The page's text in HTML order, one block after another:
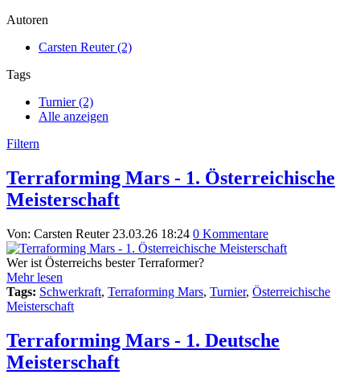
Autoren
Carsten Reuter (2)
Tags
Turnier (2)
Alle anzeigen
Filtern
Terraforming Mars - 1. Österreichische
Meisterschaft
Von: Carsten Reuter 23.03.26 18:24 0 Kommentare
Wer ist Österreichs bester Terraformer?
Mehr lesen
Tags: Schwerkraft, Terraforming Mars, Turnier, Österreichische
Meisterschaft
Terraforming Mars - 1. Deutsche
Meisterschaft